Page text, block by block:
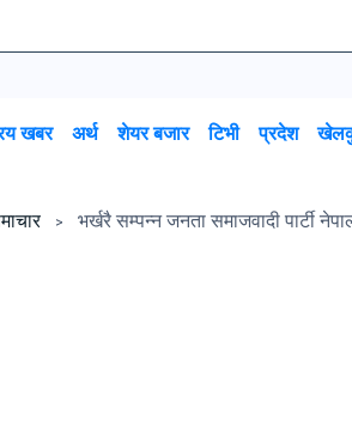
खबर अर्थ शेयर बजार टिभी प्रदेश